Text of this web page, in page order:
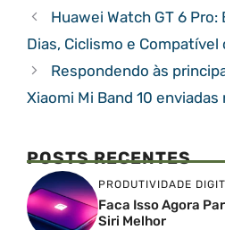
Huawei Watch GT 6 Pro:
Dias, Ciclismo e Compatível
Respondendo às
Xiaomi Mi Band 10 enviadas
POSTS RECENTES
PRODUTIVIDADE
Faca Isso Agora
Siri Melhor